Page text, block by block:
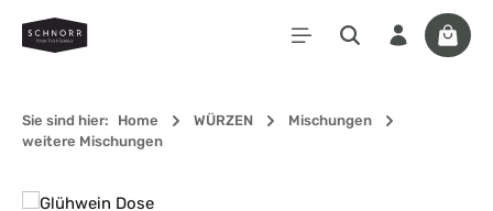
Zum Hauptinhalt springen
Sie sind hier: Home WÜRZEN
Mischungen
weitere Mischungen
Bildergalerie überspringen